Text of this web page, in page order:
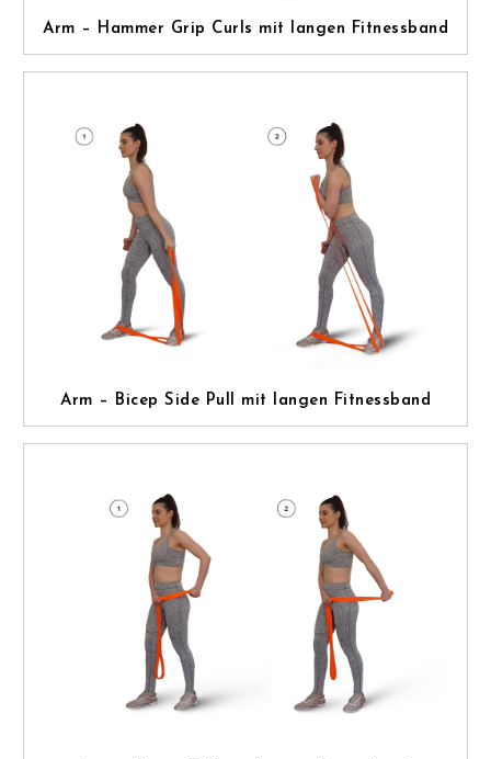
Arm – Hammer Grip Curls mit langen Fitnessband
Arm – Bicep Side Pull mit langen Fitnessband